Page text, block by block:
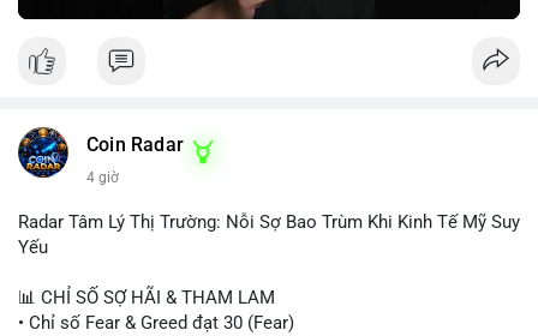
#vlikemarketindex42
Coin Radar
4 giờ
Radar Tâm Lý Thị Trường: Nỗi Sợ Bao Trùm Khi Kinh Tế Mỹ Suy
Yếu
📊 CHỈ SỐ SỢ HÃI & THAM LAM
• Chỉ số Fear & Greed đạt 30 (Fear)